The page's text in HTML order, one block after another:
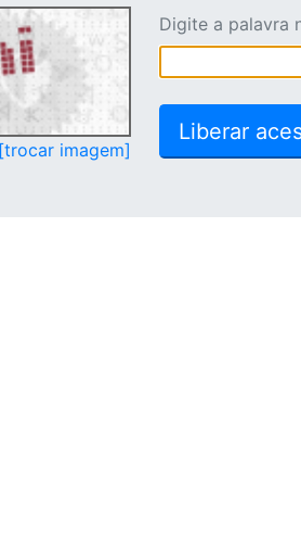
[trocar imagem]
Digite a palavra